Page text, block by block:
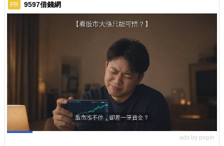
PR 9597借錢網
ads by popIn